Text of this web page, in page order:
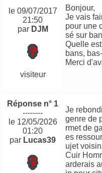
le 09/07/2017
21:50
par DJM
visiteur
Bonjour,
Je vais
pour une
sé sur
Quelle
bans,
Merci
Réponse n° 1
--------
le 12/05/2026
01:20
par Lucas39
Je
genre de
rmet de
es
ujet
Cuir
arderais